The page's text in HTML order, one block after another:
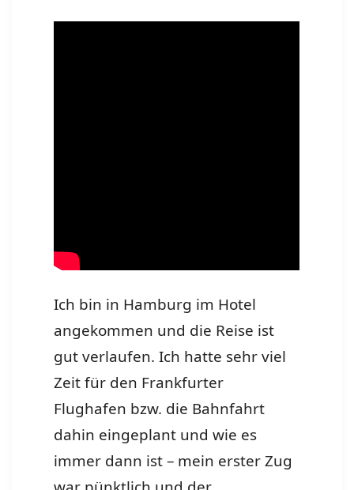
Ich bin in Hamburg im Hotel
angekommen und die Reise ist
gut verlaufen. Ich hatte sehr viel
Zeit für den Frankfurter
Flughafen bzw. die Bahnfahrt
dahin eingeplant und wie es
immer dann ist – mein erster Zug